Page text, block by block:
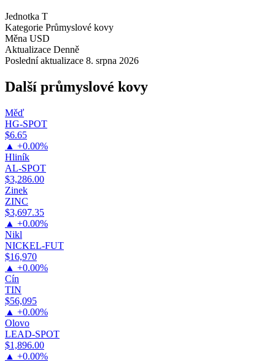
Jednotka T
Kategorie Průmyslové kovy
Měna USD
Aktualizace Denně
Poslední aktualizace 8. srpna 2026
Další průmyslové kovy
Měď
HG-SPOT
$6.65
▲ +0.00%
Hliník
AL-SPOT
$3,286.00
Zinek
ZINC
$3,697.35
▲ +0.00%
Nikl
NICKEL-FUT
$16,970
▲ +0.00%
Cín
TIN
$56,095
▲ +0.00%
Olovo
LEAD-SPOT
$1,896.00
▲ +0.00%